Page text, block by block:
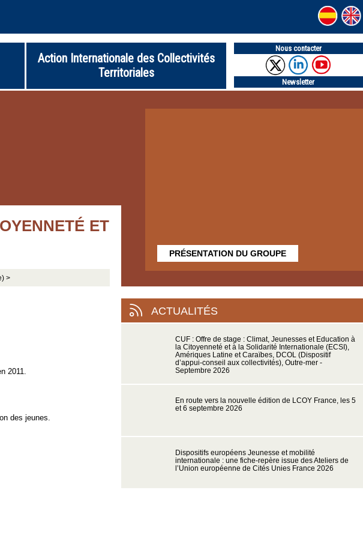
Action Internationale des Collectivités
Territoriales
Nous contacter
Newsletter
ET
>
PRÉSENTATION DU GROUPE
2011.
des jeunes.
ACTUALITÉS
CUF : Offre de stage : Climat, Jeunesses et Education à
la Citoyenneté et à la Solidarité Internationale (ECSI),
Amériques Latine et Caraïbes, DCOL (Dispositif
d’appui-conseil aux collectivités), Outre-mer -
Septembre 2026
En route vers la nouvelle édition de LCOY France, les 5
et 6 septembre 2026
Dispositifs européens Jeunesse et mobilité
internationale : une fiche-repère issue des Ateliers de
l’Union européenne de Cités Unies France 2026